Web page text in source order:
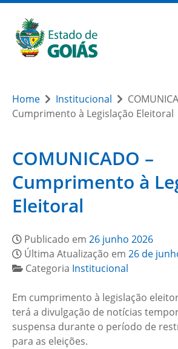
Home Institucional
Cumprimento à Legislação Eleitoral
COMUNICADO –
Cumprimento à
Eleitoral
Publicado em 26 junho 2026
Última Atualização em 26 de
Categoria Institucional
Em cumprimento à legislação
terá a divulgação de notícias
suspensa durante o período de
para as eleições.